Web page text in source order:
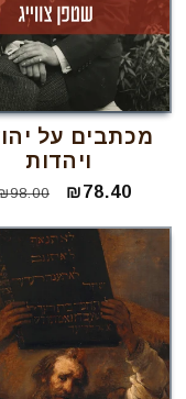
מכתבים על
ויהדות
מחיר
₪78.40